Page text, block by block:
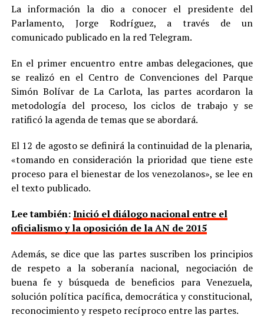
La información la dio a conocer el presidente del
Parlamento, Jorge Rodríguez, a través de un
comunicado publicado en la red Telegram.
En el primer encuentro entre ambas delegaciones, que
se realizó en el Centro de Convenciones del Parque
Simón Bolívar de La Carlota, las partes acordaron la
metodología del proceso, los ciclos de trabajo y se
ratificó la agenda de temas que se abordará.
El 12 de agosto se definirá la continuidad de la plenaria,
«tomando en consideración la prioridad que tiene este
proceso para el bienestar de los venezolanos», se lee en
el texto publicado.
Lee también:Inició el diálogo nacional entre el
oficialismo y la oposición de la AN de 2015
Además, se dice que las partes suscriben los principios
de respeto a la soberanía nacional, negociación de
buena fe y búsqueda de beneficios para Venezuela,
solución política pacífica, democrática y constitucional,
reconocimiento y respeto recíproco entre las partes.